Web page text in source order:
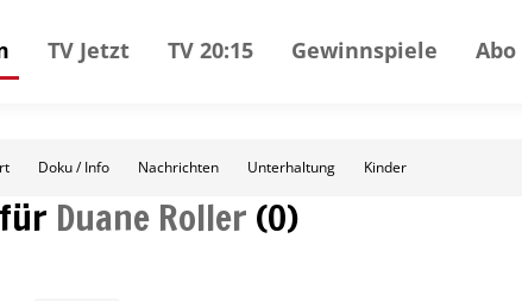
TV Jetzt TV 20:15 Gewinnspiele Abo
Doku / Info Nachrichten Unterhaltung Kinder
Duane Roller (0)